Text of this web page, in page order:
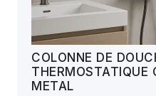
COLONNE DE
THERMOSTATIQUE
METAL